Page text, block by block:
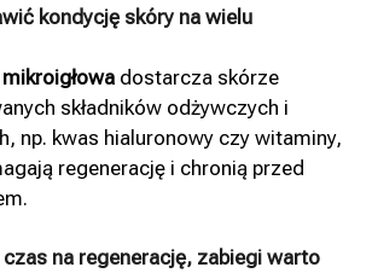
kondycję skóry na wielu
dostarcza skórze
składników odżywczych i
np. kwas hialuronowy czy witaminy,
regenerację i chronią przed
czas na regenerację, zabiegi warto